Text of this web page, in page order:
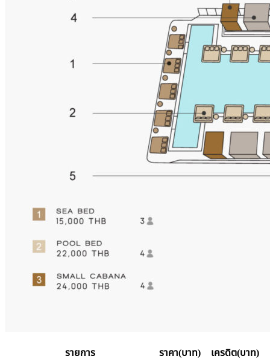
รายการ ราคา(บาท)
เครดิต(บาท)